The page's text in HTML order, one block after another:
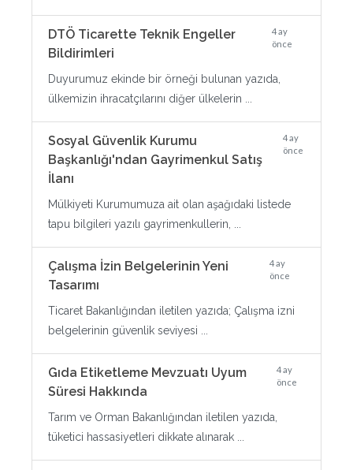
DTÖ Ticarette Teknik Engeller
Bildirimleri
4 ay
önce
Duyurumuz ekinde bir örneği bulunan yazıda,
ülkemizin ihracatçılarını diğer ülkelerin ...
Sosyal Güvenlik Kurumu
Başkanlığı'ndan Gayrimenkul Satış
İlanı
4 ay
önce
Mülkiyeti Kurumumuza ait olan aşağıdaki listede
tapu bilgileri yazılı gayrimenkullerin, ...
Çalışma İzin Belgelerinin Yeni
Tasarımı
4 ay
önce
Ticaret Bakanlığından iletilen yazıda; Çalışma izni
belgelerinin güvenlik seviyesi ...
Gıda Etiketleme Mevzuatı Uyum
Süresi Hakkında
4 ay
önce
Tarım ve Orman Bakanlığından iletilen yazıda,
tüketici hassasiyetleri dikkate alınarak ...